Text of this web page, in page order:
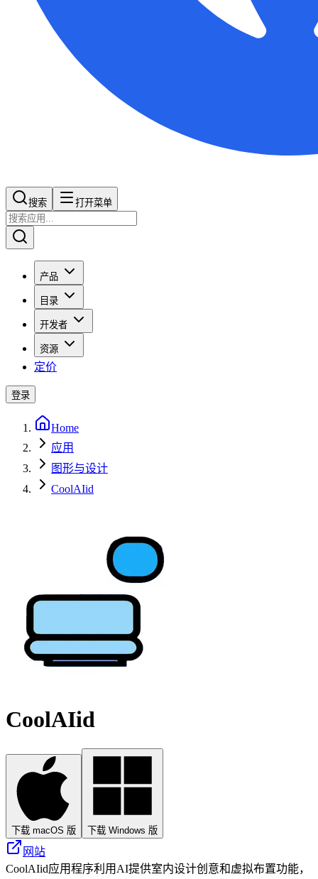
搜索​​​​ 打开菜单
产品
目录
开发者
资源
定价
登录
Home
应用
图形与设计
CoolAIid
CoolAIid
下载 macOS 版 下载 Windows 版
网站
CoolAIid应用程序利用AI提供室内设计创意和虚拟布置功能，